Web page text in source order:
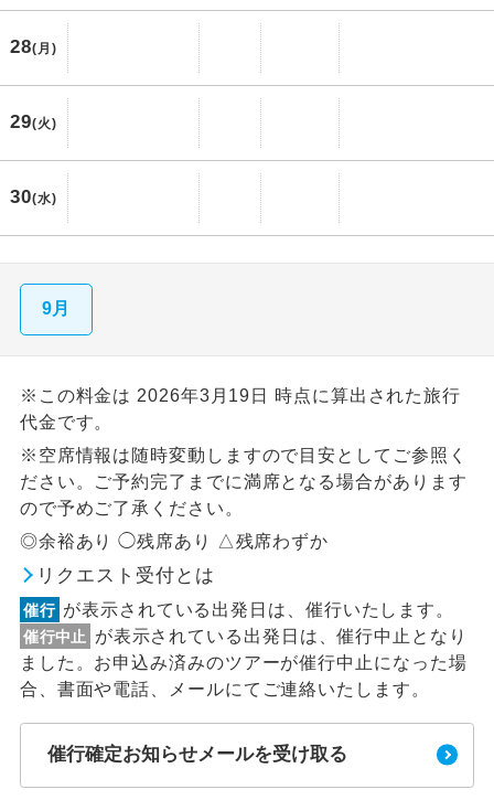
28(月)
29(火)
30(水)
9月
※この料金は 2026年3月19日 時点に算出された旅行
代金です。
※空席情報は随時変動しますので目安としてご参照く
ださい。ご予約完了までに満席となる場合があります
ので予めご了承ください。
◎余裕あり ◯残席あり △残席わずか
リクエスト受付とは
催行 が表示されている出発日は、催行いたします。
催行中止
が表示されている出発日は、催行中止となり
ました。お申込み済みのツアーが催行中止になった場
合、書面や電話、メールにてご連絡いたします。
催行確定お知らせメールを受け取る